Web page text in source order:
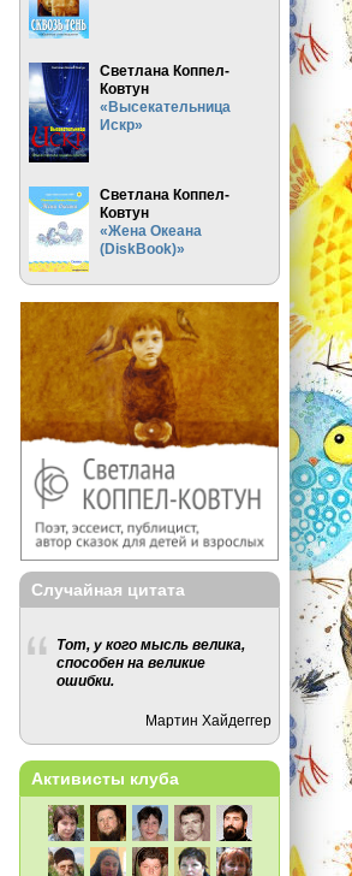
Светлана Коппел-
Ковтун
«Высекательница
Искр»
Светлана Коппел-
Ковтун
«Жена Океана
(DiskBook)»
Случайная цитата
Тот, у кого мысль велика,
способен на великие
ошибки.
Мартин Хайдеггер
Активисты клуба